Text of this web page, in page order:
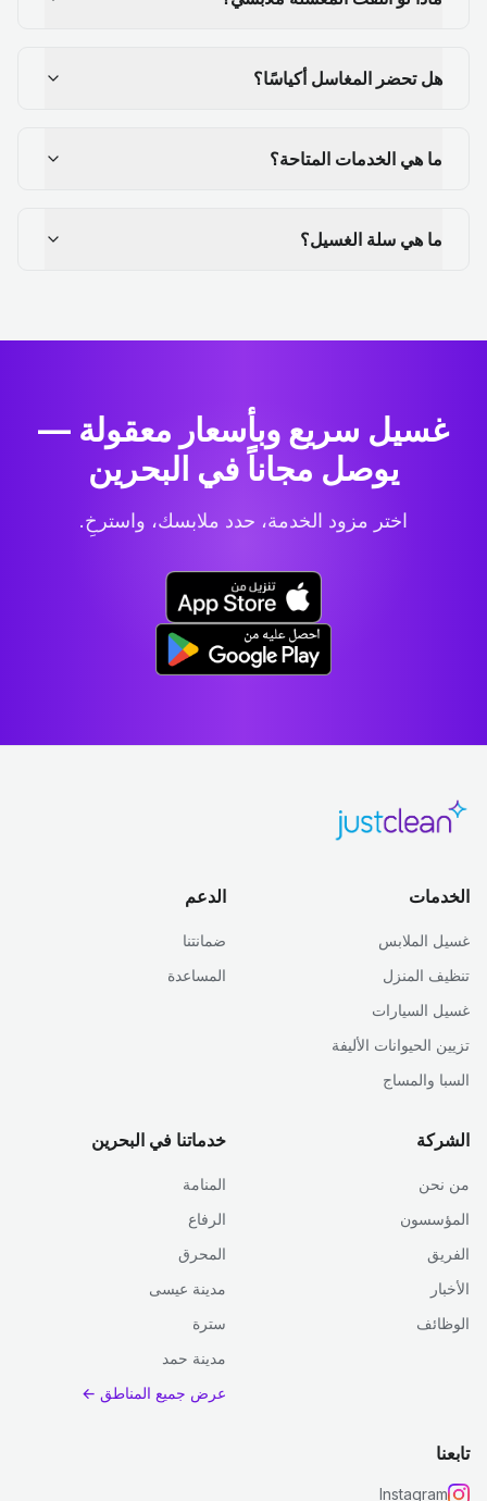
هل تحضر المغاسل أكياسًا؟
ما هي الخدمات المتاحة؟
ما هي سلة الغسيل؟
غسيل سريع وبأسعار معقولة —
يوصل مجاناً في البحرين
اختر مزود الخدمة، حدد ملابسك، واسترخِ.
الخدمات
غسيل الملابس
تنظيف المنزل
غسيل السيارات
تزيين الحيوانات الأليفة
السبا والمساج
الدعم
ضمانتنا
المساعدة
الشركة
من نحن
المؤسسون
الفريق
الأخبار
الوظائف
خدماتنا في البحرين
المنامة
الرفاع
المحرق
مدينة عيسى
سترة
مدينة حمد
عرض جميع المناطق ←
تابعنا
Instagram